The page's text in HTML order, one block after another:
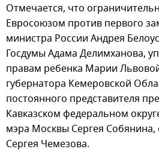
Отмечается, что
Евросоюзом против первого
министра России Андрея
Госдумы Адама Делимханова,
правам ребенка Марии
губернатора Кемеровской
постоянного представителя
Кавказском федеральном
мэра Москвы Сергея Собянина,
Сергея Чемезова.